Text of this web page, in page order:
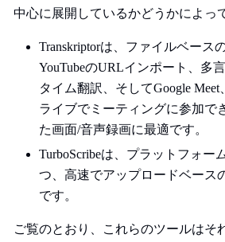
中心に展開しているかどうかによっ
Transkriptorは、ファイルベース
YouTubeのURLインポート、多
タイム翻訳、そしてGoogle Meet
ライブでミーティングに参加で
た画面/音声録画に最適です。
TurboScribeは、プラットフォー
つ、高速でアップロードベース
です。
ご覧のとおり、これらのツールはそ